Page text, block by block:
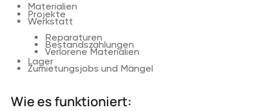
Materialien
Projekte
Werkstatt
Reparaturen
Bestandszählungen
Verlorene Materialien
Lager
Zumietungsjobs und Mängel
Wie es funktioniert: